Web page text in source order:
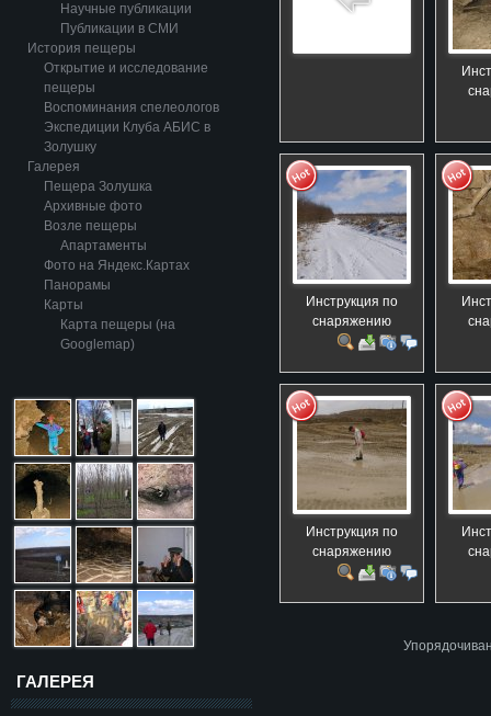
Научные публикации
Публикации в СМИ
История пещеры
Открытие и исследование
пещеры
Воспоминания спелеологов
Экспедиции Клуба АБИС в
Золушку
Галерея
Пещера Золушка
Архивные фото
Возле пещеры
Апартаменты
Фото на Яндекс.Картах
Панорамы
Карты
Карта пещеры (на
Googlemap)
ГАЛЕРЕЯ
Инструкция по
снаряжению
Инструкция по
снаряжению